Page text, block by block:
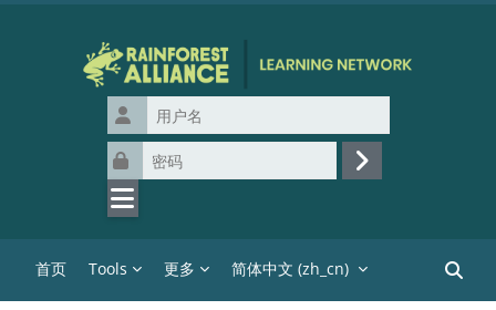
用户名
密码
登录
首页 Tools 更多 简体中文 ‎(zh_cn)‎
搜索课